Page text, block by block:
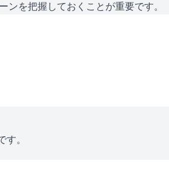
を把握しておくことが重要です。
。